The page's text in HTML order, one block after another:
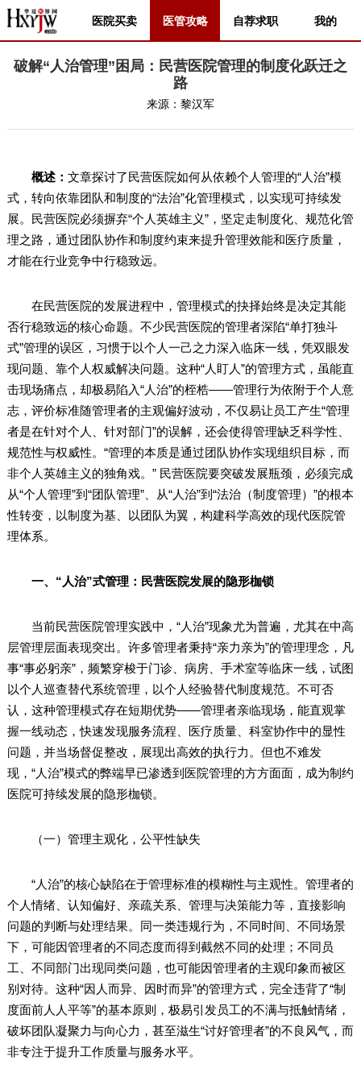
医院买卖 医管攻略 自荐求职 我的
破解“人治管理”困局：民营医院管理的制度化跃迁之
路
来源： 黎汉军
概述： 文章探讨了民营医院如何从依赖个人管理的“人治”模
式，转向依靠团队和制度的“法治”化管理模式，以实现可持续发
展。民营医院必须摒弃“个人英雄主义”，坚定走制度化、规范化管
理之路，通过团队协作和制度约束来提升管理效能和医疗质量，
才能在行业竞争中行稳致远。
在民营医院的发展进程中，管理模式的抉择始终是决定其能
否行稳致远的核心命题。不少民营医院的管理者深陷“单打独斗
式”管理的误区，习惯于以个人一己之力深入临床一线，凭双眼发
现问题、靠个人权威解决问题。这种“人盯人”的管理方式，虽能直
击现场痛点，却极易陷入“人治”的桎梏——管理行为依附于个人意
志，评价标准随管理者的主观偏好波动，不仅易让员工产生“管理
者是在针对个人、针对部门”的误解，还会使得管理缺乏科学性、
规范性与权威性。“管理的本质是通过团队协作实现组织目标，而
非个人英雄主义的独角戏。” 民营医院要突破发展瓶颈，必须完成
从“个人管理”到“团队管理”、从“人治”到“法治（制度管理）”的根本
性转变，以制度为基、以团队为翼，构建科学高效的现代医院管
理体系。
一、“人治”式管理：民营医院发展的隐形枷锁
当前民营医院管理实践中，“人治”现象尤为普遍，尤其在中高
层管理层面表现突出。许多管理者秉持“亲力亲为”的管理理念，凡
事“事必躬亲”，频繁穿梭于门诊、病房、手术室等临床一线，试图
以个人巡查替代系统管理，以个人经验替代制度规范。不可否
认，这种管理模式存在短期优势——管理者亲临现场，能直观掌
握一线动态，快速发现服务流程、医疗质量、科室协作中的显性
问题，并当场督促整改，展现出高效的执行力。但也不难发
现，“人治”模式的弊端早已渗透到医院管理的方方面面，成为制约
医院可持续发展的隐形枷锁。
（一）管理主观化，公平性缺失
“人治”的核心缺陷在于管理标准的模糊性与主观性。管理者的
个人情绪、认知偏好、亲疏关系、管理与决策能力等，直接影响
问题的判断与处理结果。同一类违规行为，不同时间、不同场景
下，可能因管理者的不同态度而得到截然不同的处理；不同员
工、不同部门出现同类问题，也可能因管理者的主观印象而被区
别对待。这种“因人而异、因时而异”的管理方式，完全违背了“制
度面前人人平等”的基本原则，极易引发员工的不满与抵触情绪，
破坏团队凝聚力与向心力，甚至滋生“讨好管理者”的不良风气，而
非专注于提升工作质量与服务水平。